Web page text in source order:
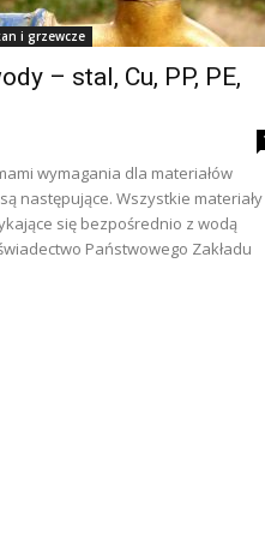
i grzewcze
– stal, Cu, PP, PE,
wymagania dla materiałów
następujące. Wszystkie materiały
się bezpośrednio z wodą
Państwowego Zakładu